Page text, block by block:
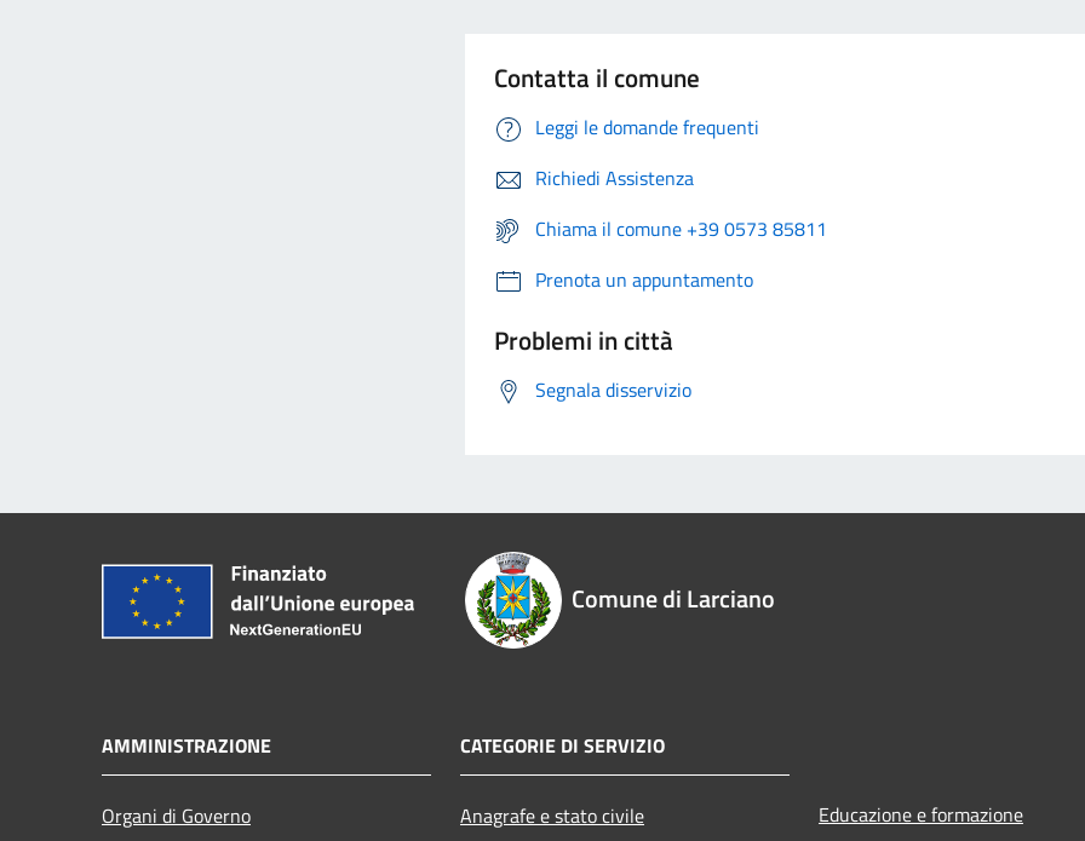
Contatta il comune
Leggi le domande frequenti
Richiedi Assistenza
Chiama il comune +39 0573 85811
Prenota un appuntamento
Problemi in città
Segnala disservizio
Comune di Larciano
AMMINISTRAZIONE
Organi di Governo
CATEGORIE DI SERVIZIO
Anagrafe e stato civile
Educazione e formazione